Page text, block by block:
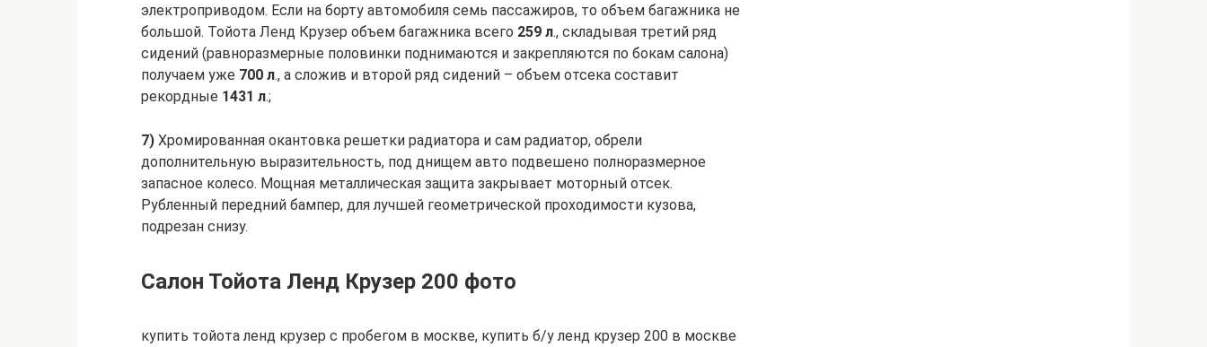
электроприводом. Если на борту автомобиля семь пассажиров, то объем багажника не
большой. Тойота Ленд Крузер объем багажника всего 259 л., складывая третий ряд
сидений (равноразмерные половинки поднимаются и закрепляются по бокам салона)
получаем уже 700 л., а сложив и второй ряд сидений – объем отсека составит
рекордные 1431 л.;
7) Хромированная окантовка решетки радиатора и сам радиатор, обрели
дополнительную выразительность, под днищем авто подвешено полноразмерное
запасное колесо. Мощная металлическая защита закрывает моторный отсек.
Рубленный передний бампер, для лучшей геометрической проходимости кузова,
подрезан снизу.
Салон Тойота Ленд Крузер 200 фото
купить тойота ленд крузер с пробегом в москве, купить б/у ленд крузер 200 в москве